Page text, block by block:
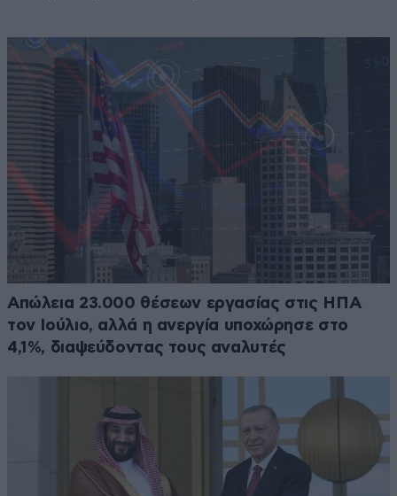
Απώλεια 23.000 θέσεων εργασίας στις ΗΠΑ
τον Ιούλιο, αλλά η ανεργία υποχώρησε στο
4,1%, διαψεύδοντας τους αναλυτές